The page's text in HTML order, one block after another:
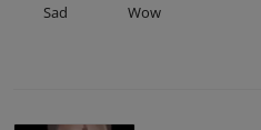
Sad Wow